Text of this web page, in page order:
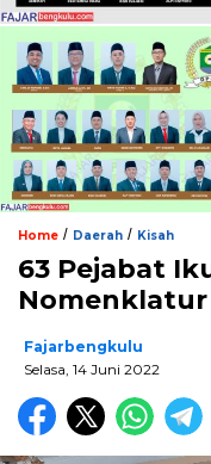
Home / Daerah / Kisah
63 Pejabat
Fajarbengkulu
Selasa, 14 Juni 2022